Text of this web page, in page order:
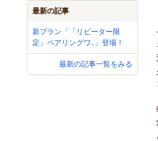
最新の記事
新プラン「「リピーター限
定」ペアリングワ..」登場！
最新の記事一覧をみる